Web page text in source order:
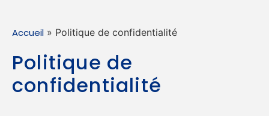
Accueil » Politique de confidentialité
Politique de
confidentialité